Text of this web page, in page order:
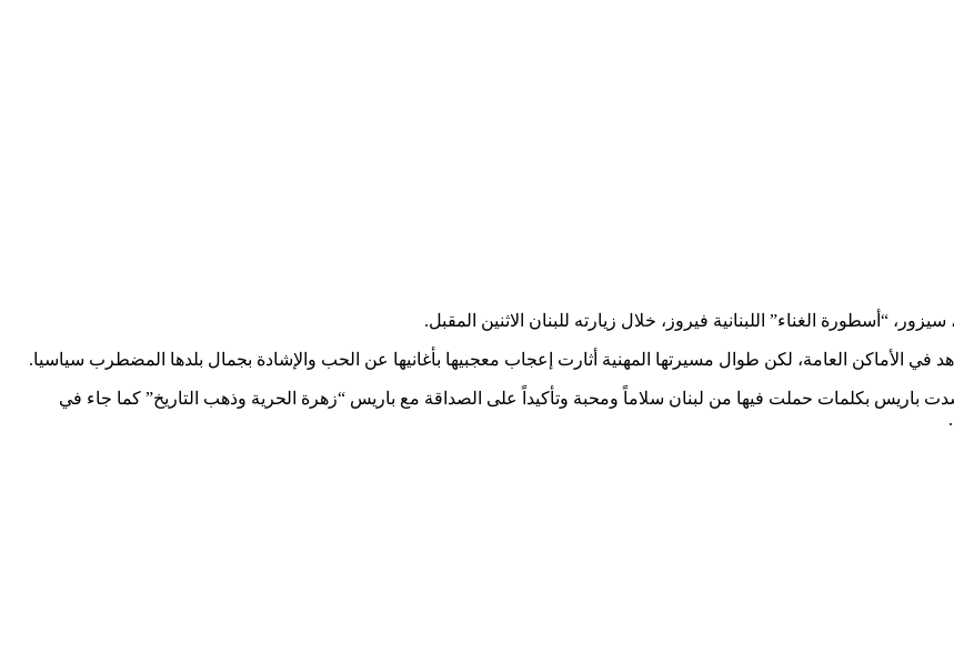
“أسطورة الغناء” اللبنانية فيروز، خلال زيارته للبنان الاثنين المقبل.
باريس بكلمات حملت فيها من لبنان سلاماً ومحبة وتأكيداً على الصداقة مع باريس “زهرة الحرية وذهب التاريخ” كما جاء في